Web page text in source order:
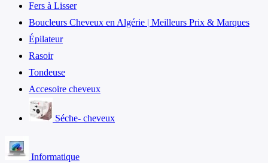
Fers à Lisser
Boucleurs Cheveux en Algérie | Meilleurs Prix & Marques
Épilateur
Rasoir
Tondeuse
Accesoire cheveux
Séche- cheveux
Informatique